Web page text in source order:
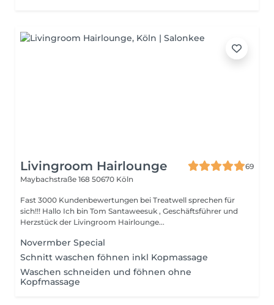
Livingroom Hairlounge
69
Maybachstraße 168 50670 Köln
Fast 3000 Kundenbewertungen bei Treatwell sprechen für
sich!!! Hallo Ich bin Tom Santaweesuk , Geschäftsführer und
Herzstück der Livingroom Hairlounge...
Novermber Special
Schnitt waschen föhnen inkl Kopmassage
Waschen schneiden und föhnen ohne
Kopfmassage